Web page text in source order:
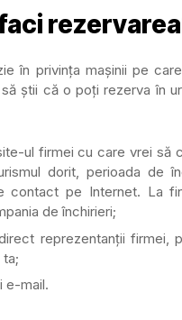
în privința mașinii pe
știi că o poți rezerva în
ul firmei cu care vrei să
dorit, perioada de
contact pe Internet. La
de închirieri;
reprezentanții firmei,
e-mail.